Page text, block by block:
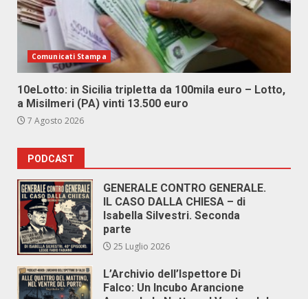
Comunicati Stampa
10eLotto: in Sicilia tripletta da 100mila euro – Lotto,
a Misilmeri (PA) vinti 13.500 euro
7 Agosto 2026
PODCAST
GENERALE CONTRO GENERALE.
IL CASO DALLA CHIESA – di
Isabella Silvestri. Seconda
parte
25 Luglio 2026
L’Archivio dell’Ispettore Di
Falco: Un Incubo Arancione